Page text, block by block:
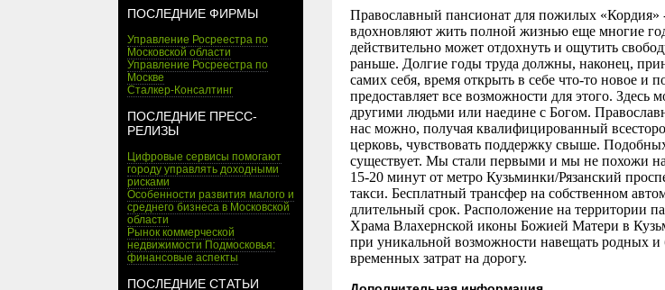
ПОСЛЕДНИЕ ФИРМЫ
Управление Росреестра по
Московской области
Управление Росреестра по
Москве
Сталкер-Консалтинг
ПОСЛЕДНИЕ ПРЕСС-
РЕЛИЗЫ
Цифровые сервисы помогают
городу управлять доходными
рисками
Особенности развития малого и
среднего бизнеса в Московской
области
Рынок коммерческой
недвижимости Подмосковья:
финансовые аспекты
ПОСЛЕДНИЕ СТАТЬИ
Православный пансионат для пожилых «Кордия»
вдохновляют жить полной жизнью еще многие
действительно может отдохнуть и ощутить
раньше. Долгие годы труда должны, наконец,
самих себя, время открыть в себе что-то новое и
предоставляет все возможности для этого. Здесь
другими людьми или наедине с Богом.
нас можно, получая квалифицированный
церковь, чувствовать поддержку свыше.
существует. Мы стали первыми и мы не похожи на
15-20 минут от метро Кузьминки/Рязанский
такси. Бесплатный трансфер на собственном
длительный срок. Расположение на территории
Храма Влахернской иконы Божией Матери в
при уникальной возможности навещать родных и
временных затрат на дорогу.